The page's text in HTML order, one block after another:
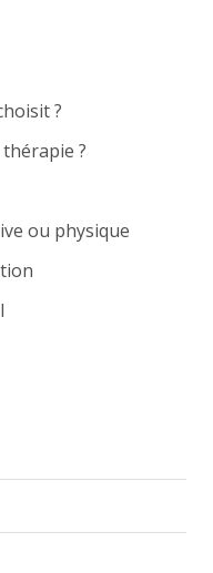
?
?
ou physique